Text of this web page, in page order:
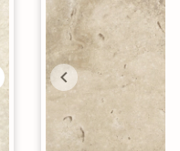
Carrelage Gris
plot effet pierre |
/ extérieur